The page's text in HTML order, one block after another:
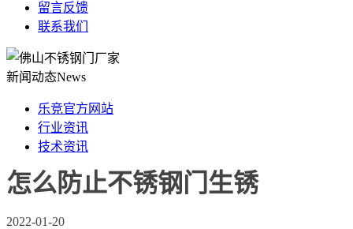
留言反馈
联系我们
新闻动态News
乐竞官方网站
行业资讯
技术资讯
怎么防止不锈钢门生锈
2022-01-20